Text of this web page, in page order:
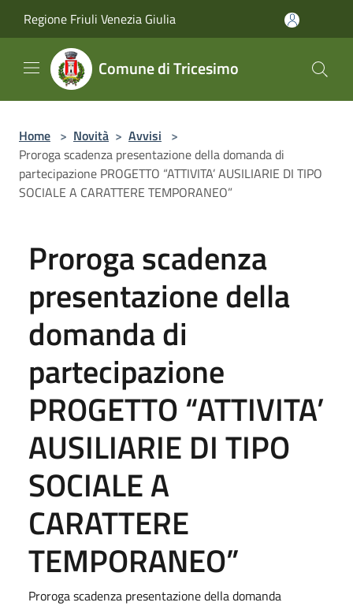
Regione Friuli Venezia Giulia
Comune di Tricesimo
Home > Novità > Avvisi >
Proroga scadenza presentazione della domanda di
partecipazione PROGETTO “ATTIVITA’ AUSILIARIE DI TIPO
SOCIALE A CARATTERE TEMPORANEO”
Proroga scadenza
presentazione della
domanda di
partecipazione
PROGETTO “ATTIVITA’
AUSILIARIE DI TIPO
SOCIALE A
CARATTERE
TEMPORANEO”
Proroga scadenza presentazione della domanda